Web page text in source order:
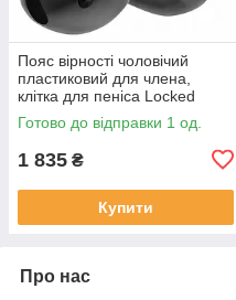
Пояс вірності чоловічий
пластиковий для члена,
клітка для пеніса Locked
Midnight Cell S 10,7 см
Готово до відправки 1 од.
1 835 ₴
Купити
Про нас